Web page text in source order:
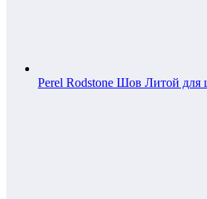
Perel Rodstone Шов Литой для